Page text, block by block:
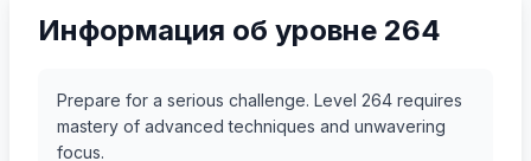
Информация об уровне 264
Prepare for a serious challenge. Level 264 requires
mastery of advanced techniques and unwavering
focus.